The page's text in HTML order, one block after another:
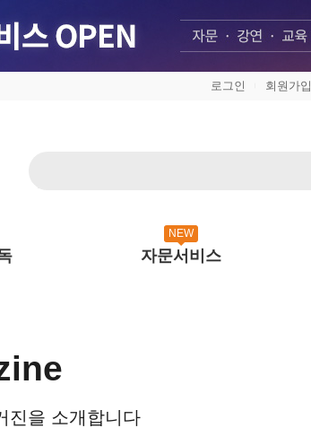
로그인 회원가입
NEW
자문서비스
진을 소개합니다